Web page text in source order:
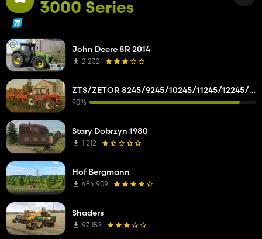
3000 Series
John Deere 8R 2014
2 232
ZTS/ZETOR 8245/9245/10245/11245/12245/14245/16245
90%
Stary Dobrzyn 1980
1 212
Hof Bergmann
484 909
Shaders
97 152